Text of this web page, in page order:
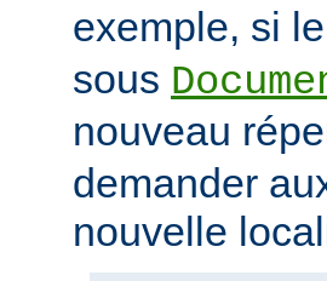
exemple, si
sous
nouveau
demander
nouvelle